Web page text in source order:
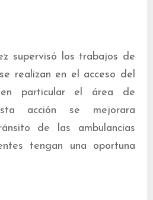
supervisó los trabajos de
realizan en el acceso del
en particular el área de
acción se mejorara
de las ambulancias
tengan una oportuna